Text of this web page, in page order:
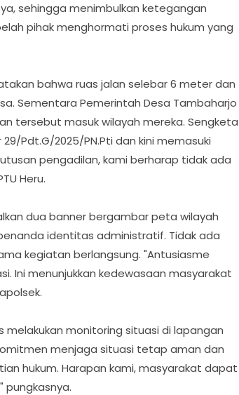
sehingga menimbulkan ketegangan
pihak menghormati proses hukum yang
bahwa ruas jalan selebar 6 meter dan
Sementara Pemerintah Desa Tambaharjo
tersebut masuk wilayah mereka. Sengketa
Pdt.G/2025/PN.Pti dan kini memasuki
pengadilan, kami berharap tidak ada
Heru.
dua banner bergambar peta wilayah
identitas administratif. Tidak ada
kegiatan berlangsung. "Antusiasme
Ini menunjukkan kedewasaan masyarakat
melakukan monitoring situasi di lapangan
menjaga situasi tetap aman dan
hukum. Harapan kami, masyarakat dapat
pungkasnya.